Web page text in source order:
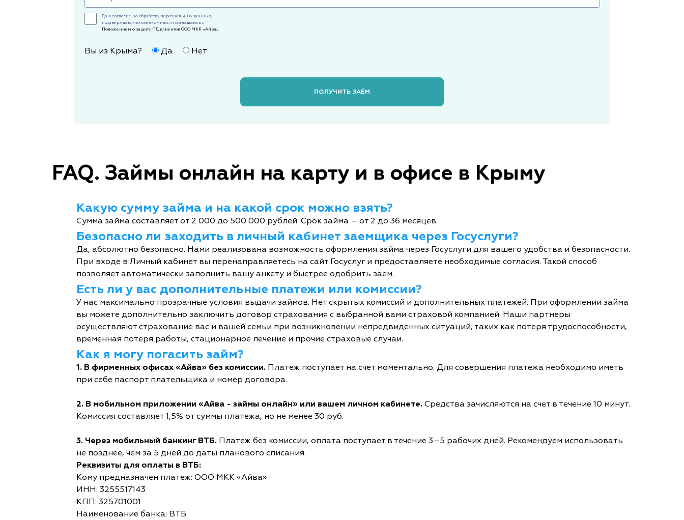
Даю согласие на обработку персональных данных,
подтверждаю, что ознакомился и соглашаюсь с
Положением о защите ПД клиентов ООО МКК «Айва»
Вы из Крыма? Да Нет
ПОЛУЧИТЬ ЗАЁМ
FAQ. Займы онлайн на карту и в офисе в Крыму
Какую сумму займа и на какой срок можно взять?
Сумма займа составляет от 2 000 до 500 000 рублей. Срок займа – от 2 до 36 месяцев.
Безопасно ли заходить в личный кабинет заемщика через Госуслуги?
Да, абсолютно безопасно. Нами реализована возможность оформления займа через Госуслуги для вашего удобства и безопасности.
При входе в Личный кабинет вы перенаправляетесь на сайт Госуслуг и предоставляете необходимые согласия. Такой способ
позволяет автоматически заполнить вашу анкету и быстрее одобрить заем.
Есть ли у вас дополнительные платежи или комиссии?
У нас максимально прозрачные условия выдачи займов. Нет скрытых комиссий и дополнительных платежей. При оформлении займа
вы можете дополнительно заключить договор страхования с выбранной вами страховой компанией. Наши партнеры
осуществляют страхование вас и вашей семьи при возникновении непредвиденных ситуаций, таких как потеря трудоспособности,
временная потеря работы, стационарное лечение и прочие страховые случаи.
Как я могу погасить займ?
1. В фирменных офисах «Айва» без комиссии. Платеж поступает на счет моментально. Для совершения платежа необходимо иметь
при себе паспорт плательщика и номер договора.
2. В мобильном приложении «Айва - займы онлайн» или вашем личном кабинете. Средства зачисляются на счет в течение 10 минут.
Комиссия составляет 1,5% от суммы платежа, но не менее 30 руб.
3. Через мобильный банкинг ВТБ. Платеж без комиссии, оплата поступает в течение 3–5 рабочих дней. Рекомендуем использовать
не позднее, чем за 5 дней до даты планового списания.
Реквизиты для оплаты в ВТБ:
Кому предназначен платеж: ООО МКК «Айва»
ИНН: 3255517143
КПП: 325701001
Наименование банка: ВТБ